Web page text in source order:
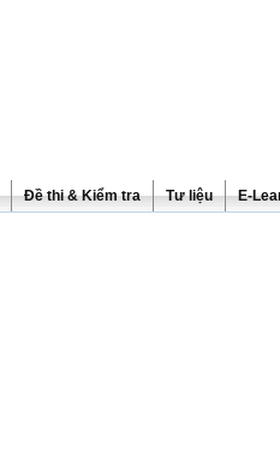
Đề thi & Kiểm tra Tư liệu E-